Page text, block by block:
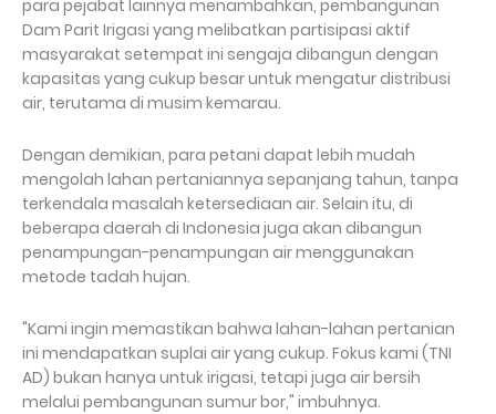
para pejabat lainnya menambahkan, pembangunan
Dam Parit Irigasi yang melibatkan partisipasi aktif
masyarakat setempat ini sengaja dibangun dengan
kapasitas yang cukup besar untuk mengatur distribusi
air, terutama di musim kemarau.
Dengan demikian, para petani dapat lebih mudah
mengolah lahan pertaniannya sepanjang tahun, tanpa
terkendala masalah ketersediaan air. Selain itu, di
beberapa daerah di Indonesia juga akan dibangun
penampungan-penampungan air menggunakan
metode tadah hujan.
"Kami ingin memastikan bahwa lahan-lahan pertanian
ini mendapatkan suplai air yang cukup. Fokus kami (TNI
AD) bukan hanya untuk irigasi, tetapi juga air bersih
melalui pembangunan sumur bor," imbuhnya.